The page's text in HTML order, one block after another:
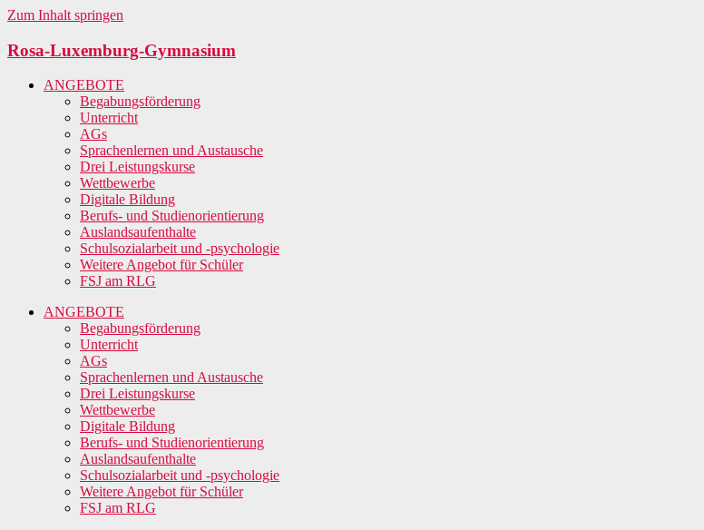
Zum Inhalt springen
Rosa-Luxemburg-Gymnasium
ANGEBOTE
Begabungsförderung
Unterricht
AGs
Sprachenlernen und Austausche
Drei Leistungskurse
Wettbewerbe
Digitale Bildung
Berufs- und Studienorientierung
Auslandsaufenthalte
Schulsozialarbeit und -psychologie
Weitere Angebot für Schüler
FSJ am RLG
ANGEBOTE
Begabungsförderung
Unterricht
AGs
Sprachenlernen und Austausche
Drei Leistungskurse
Wettbewerbe
Digitale Bildung
Berufs- und Studienorientierung
Auslandsaufenthalte
Schulsozialarbeit und -psychologie
Weitere Angebot für Schüler
FSJ am RLG